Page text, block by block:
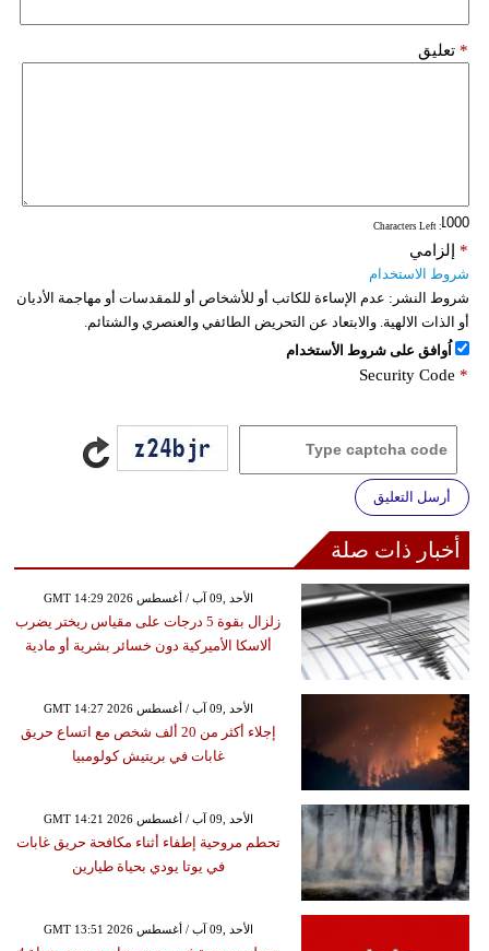
تعليق *
: Characters Left
إلزامي *
شروط الاستخدام
شروط النشر: عدم الإساءة للكاتب أو للأشخاص أو للمقدسات أو مهاجمة الأديان
أو الذات الالهية. والابتعاد عن التحريض الطائفي والعنصري والشتائم.
اُوافق على شروط الأستخدام
Security Code *
أرسل التعليق
أخبار ذات صلة
GMT 14:29 2026 الأحد ,09 آب / أغسطس
زلزال بقوة 5 درجات على مقياس ريختر يضرب
ألاسكا الأميركية دون خسائر بشرية أو مادية
GMT 14:27 2026 الأحد ,09 آب / أغسطس
إجلاء أكثر من 20 ألف شخص مع اتساع حريق
غابات في بريتيش كولومبيا
GMT 14:21 2026 الأحد ,09 آب / أغسطس
تحطم مروحية إطفاء أثناء مكافحة حريق غابات
في يوتا يودي بحياة طيارين
GMT 13:51 2026 الأحد ,09 آب / أغسطس